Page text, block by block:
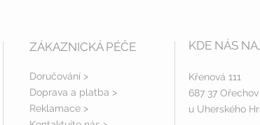
ZÁKAZNICKÁ PÉČE
Doručování >
Doprava a platba >
Reklamace >
KDE NÁS
Křenová 111
687 37 Ořechov
u Uherského